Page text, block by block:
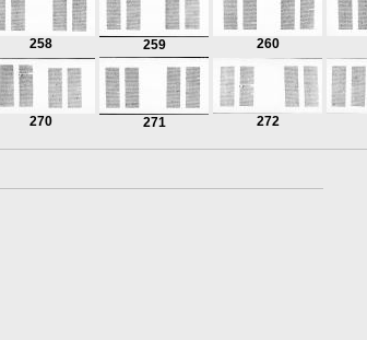
258 259 260
270 271 272